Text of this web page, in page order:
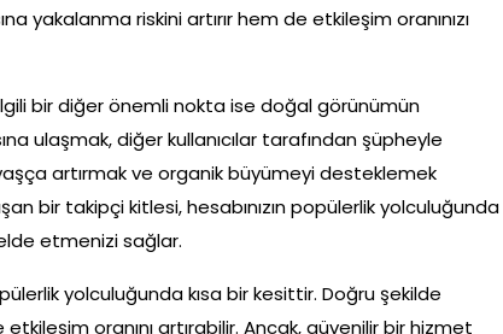
yakalanma riskini artırır hem de etkileşim oranınızı
bir diğer önemli nokta ise doğal görünümün
ulaşmak, diğer kullanıcılar tarafından şüpheyle
artırmak ve organik büyümeyi desteklemek
bir takipçi kitlesi, hesabınızın popülerlik yolculuğunda
etmenizi sağlar.
yolculuğunda kısa bir kesittir. Doğru şekilde
etkileşim oranını artırabilir. Ancak, güvenilir bir hizmet